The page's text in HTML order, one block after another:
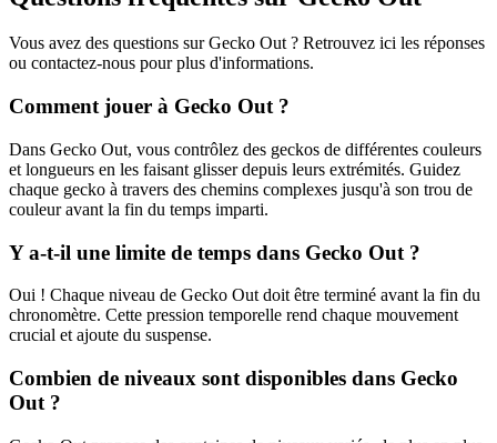
Vous avez des questions sur Gecko Out ? Retrouvez ici les réponses
ou contactez-nous pour plus d'informations.
Comment jouer à Gecko Out ?
Dans Gecko Out, vous contrôlez des geckos de différentes couleurs
et longueurs en les faisant glisser depuis leurs extrémités. Guidez
chaque gecko à travers des chemins complexes jusqu'à son trou de
couleur avant la fin du temps imparti.
Y a-t-il une limite de temps dans Gecko Out ?
Oui ! Chaque niveau de Gecko Out doit être terminé avant la fin du
chronomètre. Cette pression temporelle rend chaque mouvement
crucial et ajoute du suspense.
Combien de niveaux sont disponibles dans Gecko
Out ?